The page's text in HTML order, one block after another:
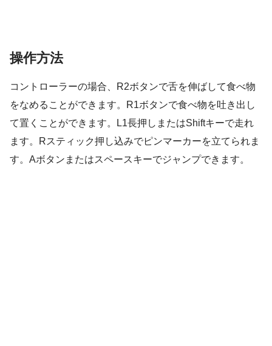
操作方法
コントローラーの場合、R2ボタンで舌を伸ばして食べ物
をなめることができます。R1ボタンで食べ物を吐き出し
て置くことができます。L1長押しまたはShiftキーで走れ
ます。Rスティック押し込みでピンマーカーを立てられま
す。Aボタンまたはスペースキーでジャンプできます。